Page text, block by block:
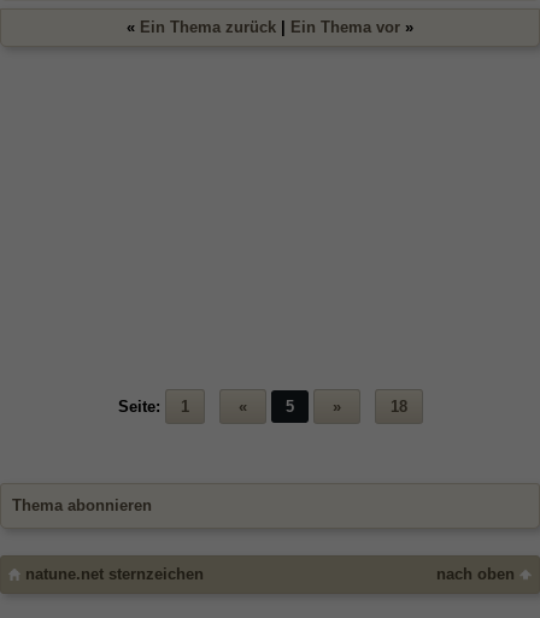
« Ein Thema zurück | Ein Thema vor »
Seite: 1 « 5 » 18
Thema abonnieren
nach oben
natune.net sternzeichen